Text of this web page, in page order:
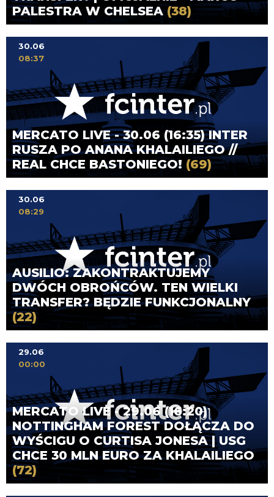
PALESTRA W CHELSEA (38)
MERCATO LIVE - 30.06 (16:35) INTER
RUSZA PO ANANA KHALAILIEGO //
REAL CHCE BASTONIEGO! (69)
30.06
08:37
AUSILIO: ZAKONTRAKTUJEMY
DWÓCH OBROŃCÓW. TEN WIELKI
TRANSFER? BĘDZIE FUNKCJONALNY
(22)
30.06
08:29
MERCATO LIVE - 29.06 (16:20)
NOTTINGHAM FOREST DOŁĄCZA DO
WYŚCIGU O CURTISA JONESA | USG
CHCE 30 MLN EURO ZA KHALAILIEGO
(72)
29.06
00:00